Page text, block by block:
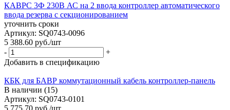
КАВРС 3Ф 230В АС на 2 ввода контроллер автоматического
ввода резерва с секционированием
уточнить сроки
Артикул: SQ0743-0096
5 388.60 руб./шт
-
+
Добавить в спецификацию
КБК для БАВР коммутационный кабель контроллер-панель
В наличии (15)
Артикул: SQ0743-0101
5 775.70 руб./шт